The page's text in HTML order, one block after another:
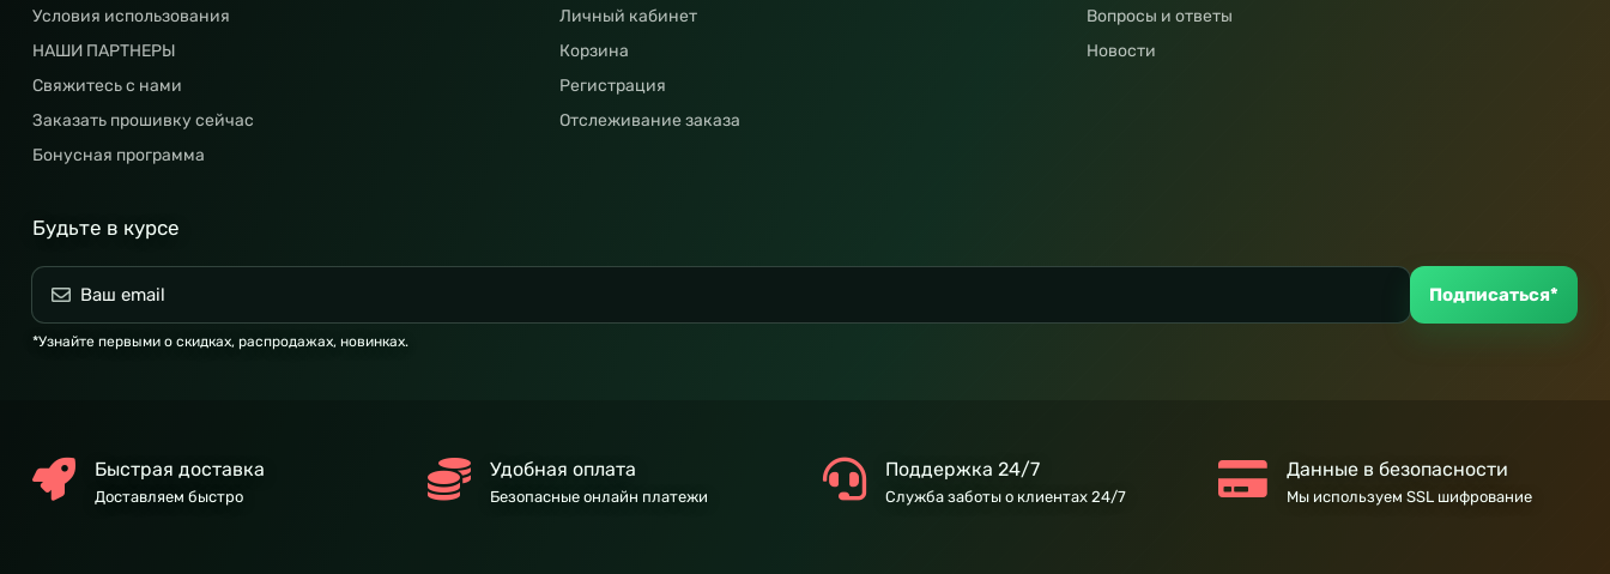
Условия использования
НАШИ ПАРТНЕРЫ
Свяжитесь с нами
Заказать прошивку сейчас
Бонусная программа
Личный кабинет
Корзина
Регистрация
Отслеживание заказа
Вопросы и ответы
Новости
Будьте в курсе
Подписаться*
*Узнайте первыми о скидках, распродажах, новинках.
Быстрая доставка
Доставляем быстро
Удобная оплата
Безопасные онлайн платежи
Поддержка 24/7
Служба заботы о клиентах 24/7
Данные в безопасности
Мы используем SSL шифрование